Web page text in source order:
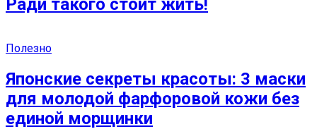
Ради такого стоит жить!
Полезно
Японские секреты красоты: 3 маски
для молодой фарфоровой кожи без
единой морщинки